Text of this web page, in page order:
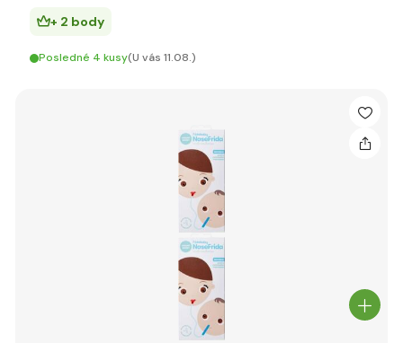
+ 2 body
Posledné 4 kusy(U vás 11.08.)